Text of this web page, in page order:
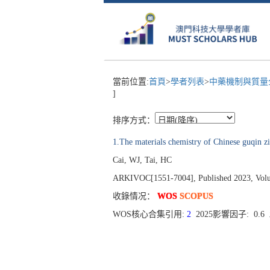
當前位置:首頁>學者列表>中藥機制與質
]
排序方式：
1.The materials chemistry of Chinese guqin
Cai, WJ, Tai, HC
ARKIVOC[1551-7004], Published 2023,
收錄情况： WOS SCOPUS
WOS核心合集引用: 2 2025影響因子: 0.6